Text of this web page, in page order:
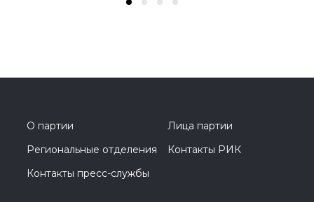
О партии
Лица партии
Региональные отделения
Контакты РИК
Контакты пресс-службы